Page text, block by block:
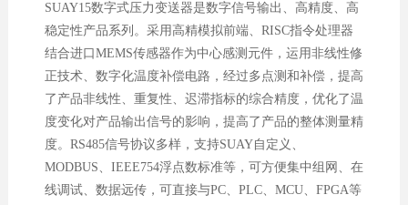
SUAY15数字式压力变送器是数字信号输出、高精度、高
稳定性产品系列。采用高精模拟前端、RISC指令处理器
结合进口MEMS传感器作为中心感测元件，运用非线性修
正技术、数字化温度补偿电路，经过多点测和补偿，提高
了产品非线性、重复性、迟滞指标的综合精度，优化了温
度变化对产品输出信号的影响，提高了产品的整体测量精
度。RS485信号协议多样，支持SUAY自定义、
MODBUS、IEEE754浮点数标准等，可方便集中组网、在
线调试、数据远传，可直接与PC、PLC、MCU、FPGA等